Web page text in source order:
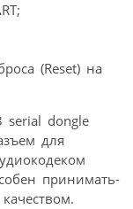
(Reset) на
serial dongle
для
принимать-